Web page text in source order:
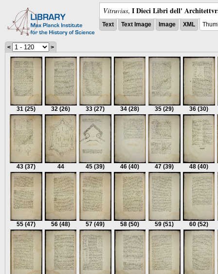
Vitruvius, I Dieci Libri dell'
Text Text Image Image XML
< >
31 (25) 32 (26) 33 (27) 34 (28) 35 (29) 36 (30)
43 (37) 44 45 (39) 46 (40) 47 (39) 48 (40)
55 (47) 56 (48) 57 (49) 58 (50) 59 (51) 60 (52)